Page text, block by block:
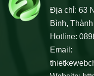
Địa chỉ: 63
Bình,
Hotline:
Email: